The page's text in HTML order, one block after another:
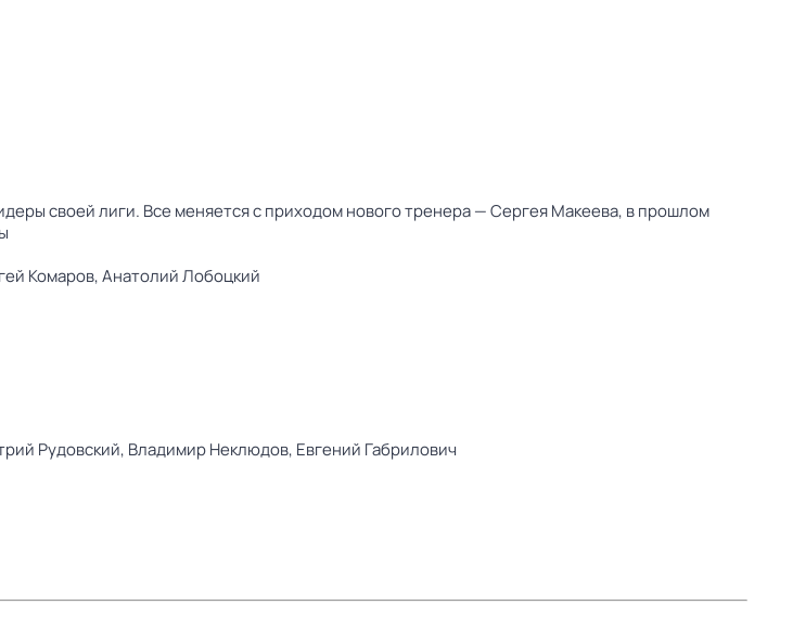
своей лиги. Все меняется с приходом нового тренера — Сергея Макеева, в прошлом
Комаров,Анатолий Лобоцкий
Рудовский, Владимир Неклюдов, Евгений Габрилович